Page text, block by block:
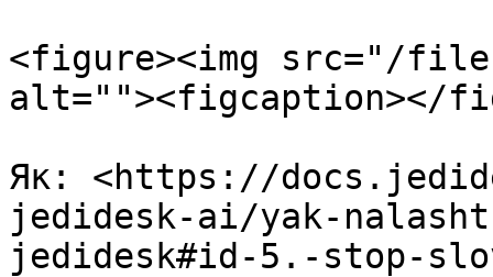
<figure><img src="/files/
alt=""><figcaption></
Як: <https://
jedidesk-ai/yak-
jedidesk#id-5.-stop-